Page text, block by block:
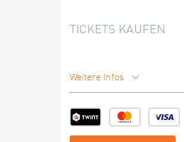
TICKETS KAUFEN
Weitere Infos